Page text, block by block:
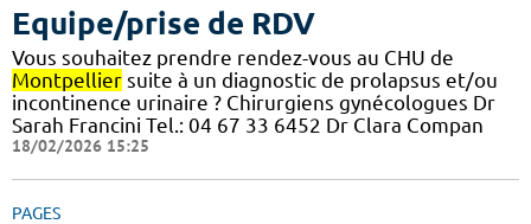
Equipe/prise de RDV
Vous souhaitez prendre rendez-vous au CHU de
Montpellier suite à un diagnostic de prolapsus et/ou
incontinence urinaire ? Chirurgiens gynécologues Dr
Sarah Francini Tel.: 04 67 33 6452 Dr Clara Compan
18/02/2026 15:25
PAGES